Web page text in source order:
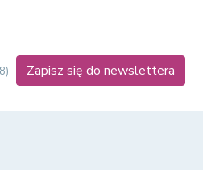
Zapisz się do newslettera